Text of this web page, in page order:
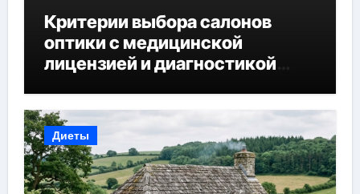
Критерии выбора салонов
оптики с медицинской
лицензией и диагностикой
Диеты